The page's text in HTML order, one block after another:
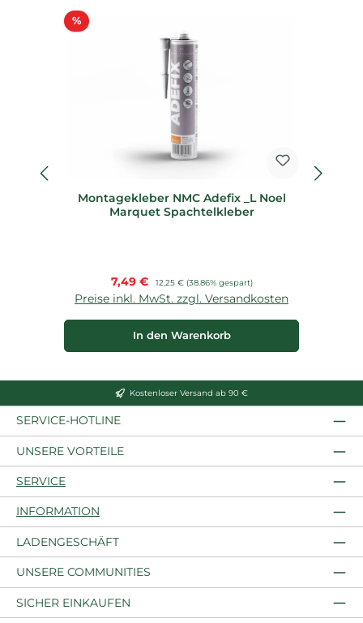
%Rabatt
Montagekleber NMC Adefix _L Noel
Marquet Spachtelkleber
Verkaufspreis:
7,49 € Regulärer Preis:
12,25 € (38.86% gespart)
Preise inkl. MwSt. zzgl. Versandkosten
In den Warenkorb
Kostenloser Versand ab 90 €
SERVICE-HOTLINE
UNSERE VORTEILE
SERVICE
INFORMATION
LADENGESCHÄFT
UNSERE COMMUNITIES
SICHER EINKAUFEN